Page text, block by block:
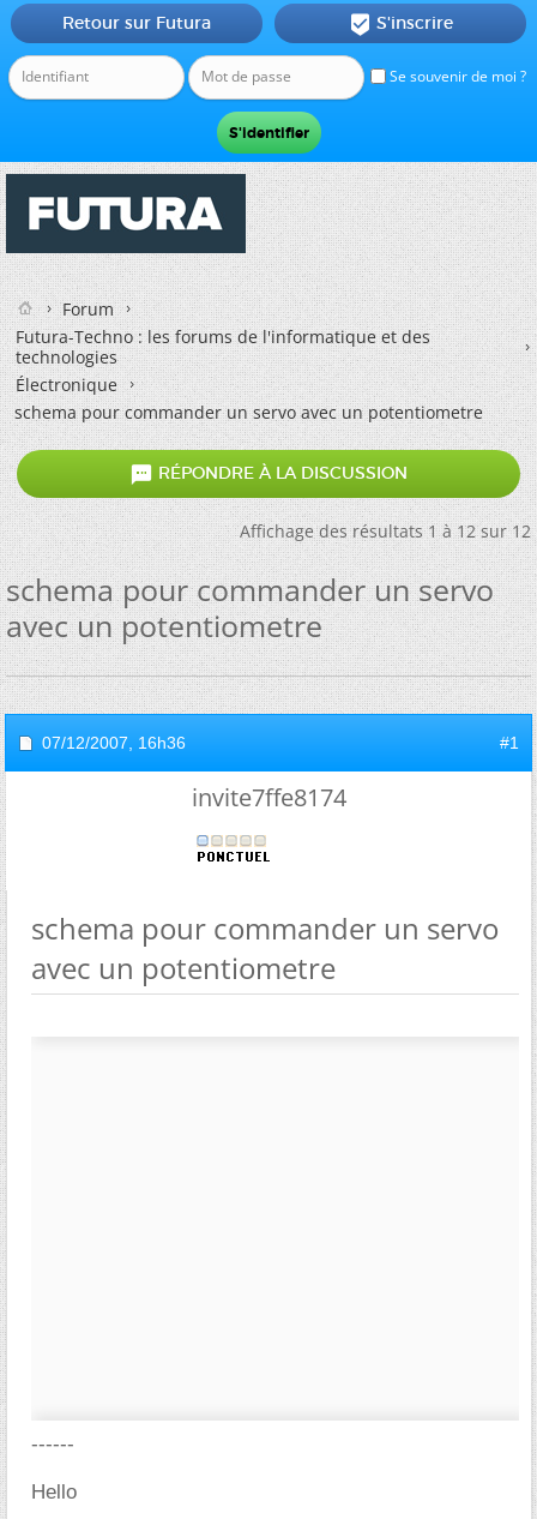
Se souvenir de moi ?
Retour sur Futura  S'inscrire
Forum
Futura-Techno : les forums de l'informatique et des
technologies
Électronique
schema pour commander un servo avec un potentiometre
 RÉPONDRE À LA DISCUSSION
Affichage des résultats 1 à 12 sur 12
schema pour commander un servo
avec un potentiometre
07/12/2007, 16h36 #1
invite7ffe8174
schema pour commander un servo
avec un potentiometre
------
Hello